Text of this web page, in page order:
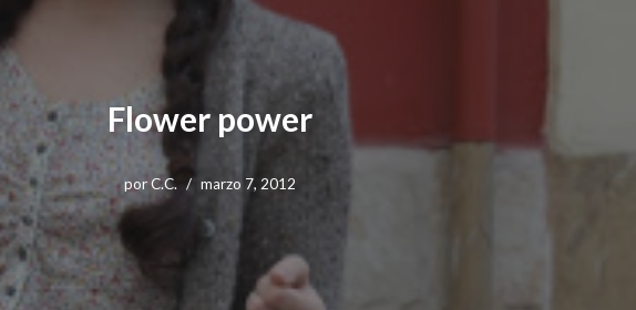
Flower power
porC.C. marzo 7, 2012